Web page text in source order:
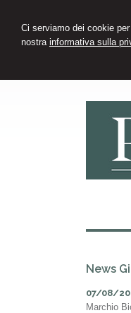
Ci serviamo dei cookie
nostra informativa sulla
News
07/08/
Marchio